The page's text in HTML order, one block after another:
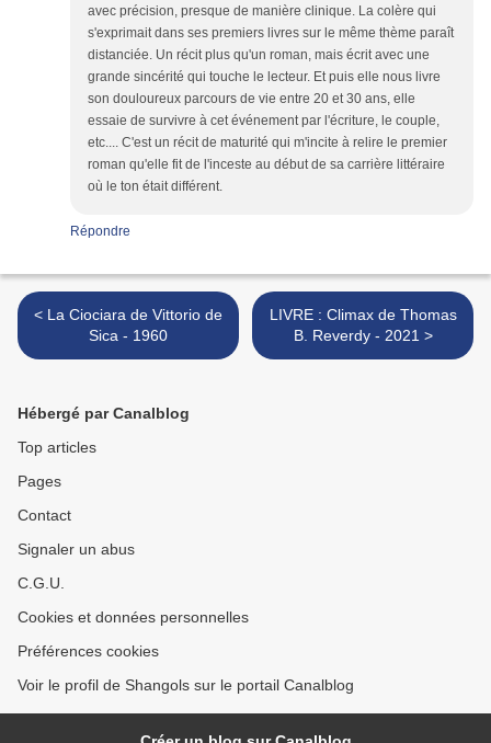
avec précision, presque de manière clinique. La colère qui
s'exprimait dans ses premiers livres sur le même thème paraît
distanciée. Un récit plus qu'un roman, mais écrit avec une
grande sincérité qui touche le lecteur. Et puis elle nous livre
son douloureux parcours de vie entre 20 et 30 ans, elle
essaie de survivre à cet événement par l'écriture, le couple,
etc.... C'est un récit de maturité qui m'incite à relire le premier
roman qu'elle fit de l'inceste au début de sa carrière littéraire
où le ton était différent.
Répondre
< La Ciociara de Vittorio de
Sica - 1960
LIVRE : Climax de Thomas
B. Reverdy - 2021 >
Hébergé par Canalblog
Top articles
Pages
Contact
Signaler un abus
C.G.U.
Cookies et données personnelles
Préférences cookies
Voir le profil de Shangols sur le portail Canalblog